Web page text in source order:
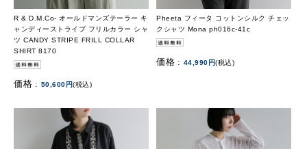
R & D.M.Co- オールドマンズテーラー キ
ャンディーストライプ フリルカラー シャ
ツ CANDY STRIPE FRILL COLLAR
SHIRT 8170
価格 : 50,600円(税込)
Pheeta フィータ コットンシルク チェッ
クシャツ Mona ph016c-41c
価格 : 44,990円(税込)